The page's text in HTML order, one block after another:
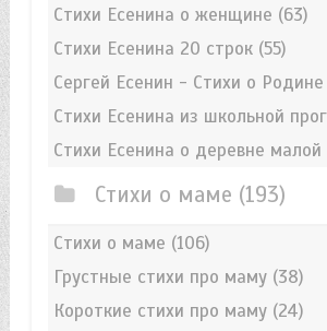
Стихи Есенина о женщине (63)
Стихи Есенина 20 строк(55)
Сергей Есенин - Стихи о Родине
Стихи Есенина из школьной
Стихи Есенина о деревне
Стихи о маме (193)
Стихи о маме (106)
Грустные стихи про маму(38)
Короткие стихи про маму(24)